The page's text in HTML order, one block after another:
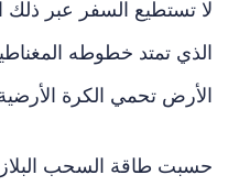
لا تستطيع السفر عبر ذلك
الذي تمتد خطوطه
الأرض تحمي الكرة
حسبت طاقة السحب